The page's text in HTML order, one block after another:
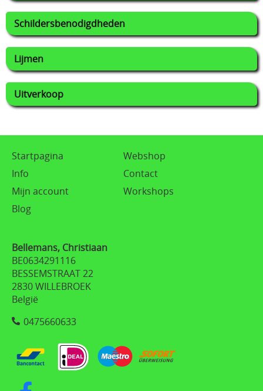
Schildersbenodigdheden
Lijmen
Uitverkoop
Startpagina
Webshop
Info
Contact
Mijn account
Workshops
Blog
Bellemans, Christiaan
BE0634291116
BESSEMSTRAAT 22
2830 WILLEBROEK
België
0475660633